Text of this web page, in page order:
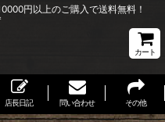
円以上のご購入で送料無料！
カート
店長日記 問い合わせ その他